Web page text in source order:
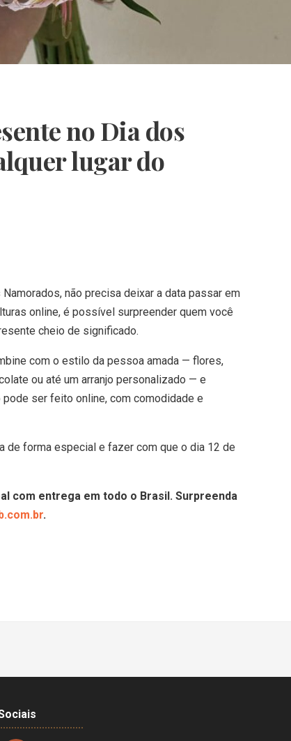
no Dia dos
lugar do
não precisa deixar a data passar em
online, é possível surpreender quem você
cheio de significado.
com o estilo da pessoa amada — flores,
ou até um arranjo personalizado — e
ser feito online, com comodidade e
de forma especial e fazer com que o dia 12 de
com entrega em todo o Brasil. Surpreenda
.